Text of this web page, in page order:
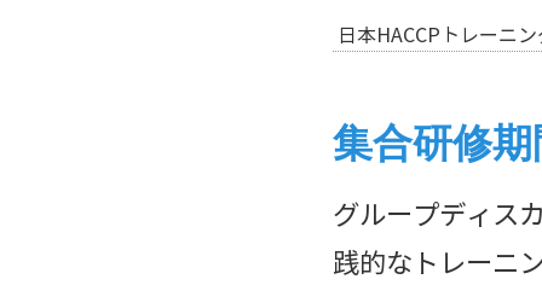
日本HACCPトレーニ
集合研修
グループディス
践的なトレーニ